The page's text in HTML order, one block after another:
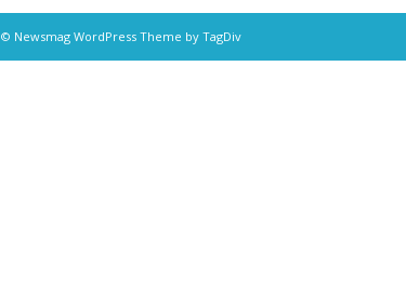
© Newsmag WordPress Theme by TagDiv